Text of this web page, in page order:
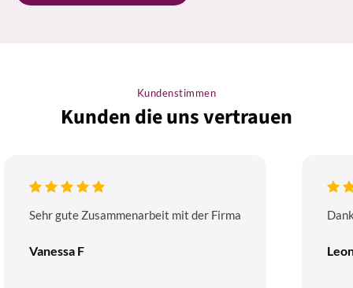
Kundenstimmen
Kunden die uns vertrauen
Sehr gute Zusammenarbeit mit der Firma
Vanessa F